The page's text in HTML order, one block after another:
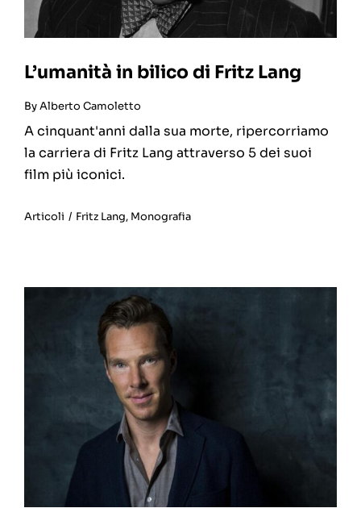
L’umanità in bilico di Fritz Lang
ByAlberto Camoletto
A cinquant'anni dalla sua morte, ripercorriamo
la carriera di Fritz Lang attraverso 5 dei suoi
film più iconici.
Articoli / Fritz Lang, Monografia